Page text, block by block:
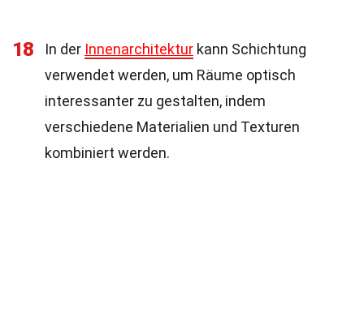
18 In der Innenarchitektur kann Schichtung
verwendet werden, um Räume optisch
interessanter zu gestalten, indem
verschiedene Materialien und Texturen
kombiniert werden.